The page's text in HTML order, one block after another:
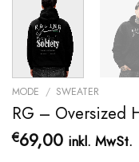
MODE / SWEATER
RG – Oversized
€69,00 inkl. MwSt.